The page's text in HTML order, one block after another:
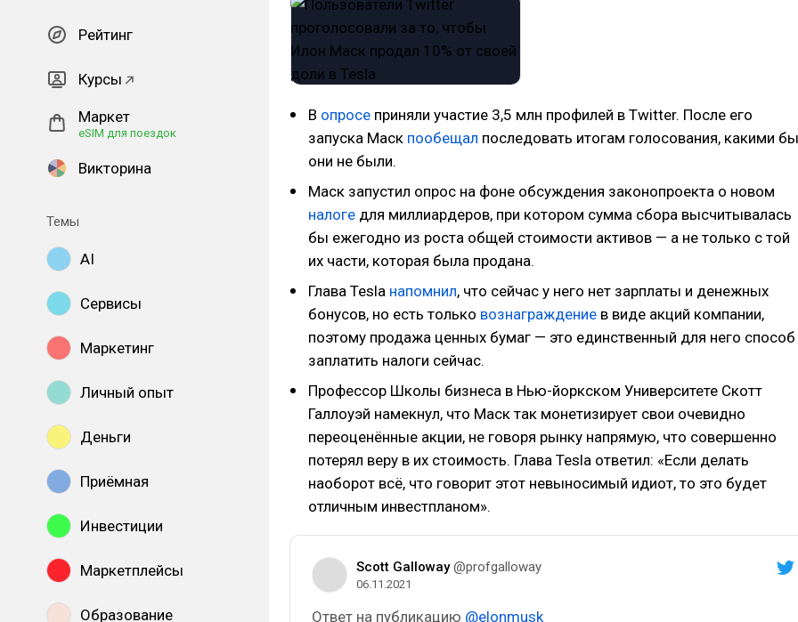
Рейтинг
Курсы
Маркет
eSIM для поездок
Викторина
Темы
AI
Сервисы
Маркетинг
Личный опыт
Деньги
Приёмная
Инвестиции
Маркетплейсы
Образование
В опросе приняли участие 3,5 млн профилей в Twitter. После его
запуска Маск пообещал последовать итогам голосования, какими бы
они не были.
Маск запустил опрос на фоне обсуждения законопроекта о новом
налоге для миллиардеров, при котором сумма сбора высчитывалась
бы ежегодно из роста общей стоимости активов — а не только с той
их части, которая была продана.
Глава Tesla напомнил, что сейчас у него нет зарплаты и денежных
бонусов, но есть только вознаграждение в виде акций компании,
поэтому продажа ценных бумаг — это единственный для него способ
заплатить налоги сейчас.
Профессор Школы бизнеса в Нью-йоркском Университете Скотт
Галлоуэй намекнул, что Маск так монетизирует свои очевидно
переоценённые акции, не говоря рынку напрямую, что совершенно
потерял веру в их стоимость. Глава Tesla ответил: «Если делать
наоборот всё, что говорит этот невыносимый идиот, то это будет
отличным инвестпланом».
Scott Galloway @profgalloway
06.11.2021
Ответ на публикацию @elonmusk